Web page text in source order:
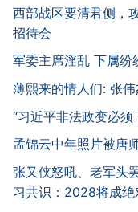
西部战区要清君侧，
招待会
军委主席淫乱 下属纷
薄熙来的情人们: 张
“习近平非法政变必
孟锦云中年照片被唐
张又侠怒吼、老军头
习共识：2028将成绝